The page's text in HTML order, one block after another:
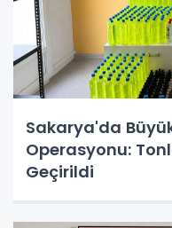
Sakarya'da
Operasyonu:
Geçirildi